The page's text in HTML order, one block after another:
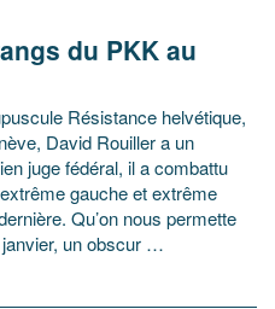
du PKK au
Résistance helvétique,
David Rouiller a un
juge fédéral, il a combattu
gauche et extrême
Qu’on nous permette
un obscur …